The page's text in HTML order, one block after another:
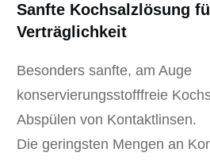
Sanfte Kochsalzlösung
Verträglichkeit
Besonders sanfte, am Auge
konservierungsstofffreie
Abspülen von Kontaktlinsen.
Die geringsten Mengen an